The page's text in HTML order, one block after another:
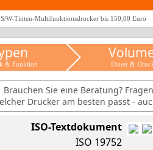
W-Tinten-Multifunktionsdrucker bis 150,00 Euro
& Funktion Dauer &
Brauchen Sie eine Beratung?
Drucker am besten passt -
ISO-Textdokument
ISO 19752